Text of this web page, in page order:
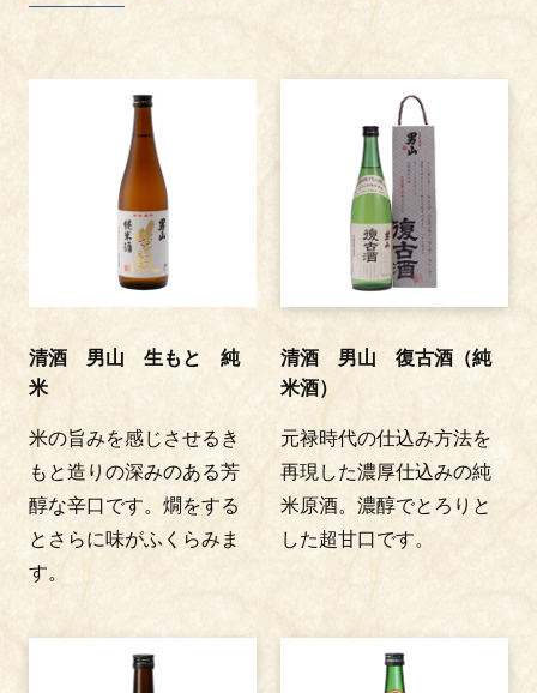
清酒 男山 生もと 純
米
米の旨みを感じさせるき
もと造りの深みのある芳
醇な辛口です。燗をする
とさらに味がふくらみま
す。
清酒 男山 復古酒（純
米酒）
元禄時代の仕込み方法を
再現した濃厚仕込みの純
米原酒。濃醇でとろりと
した超甘口です。